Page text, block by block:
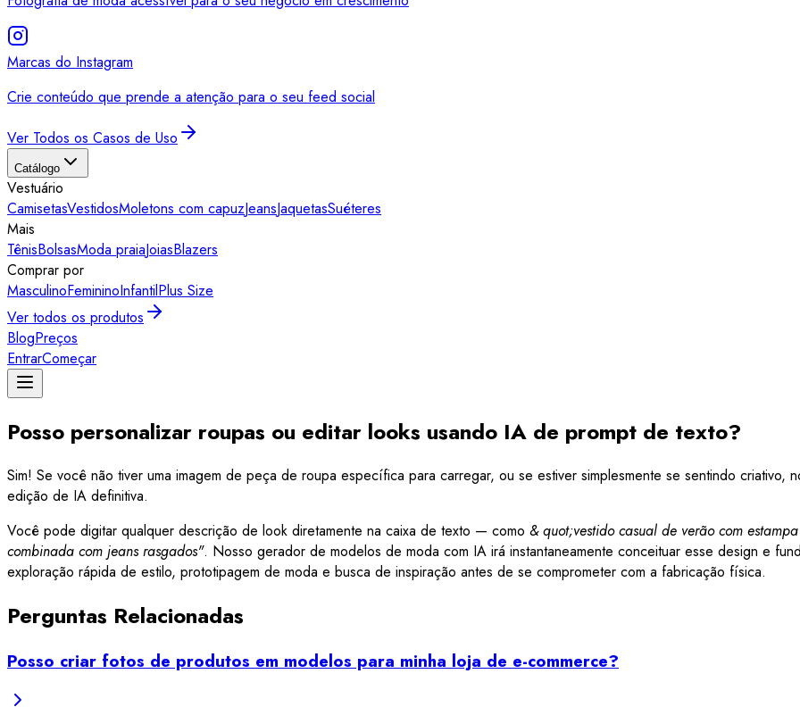
Marcas do Instagram
Crie conteúdo que prende a atenção para o seu feed social
Ver Todos os Casos de Uso
Catálogo
Vestuário
CamisetasVestidosMoletons com capuzJeansJaquetasSuéteres
Mais
TênisBolsasModa praiaJoiasBlazers
Comprar por
MasculinoFemininoInfantilPlus Size
Ver todos os produtos
BlogPreços
EntrarComeçar
Posso personalizar roupas ou editar looks usando IA de prompt de texto?
Sim! Se você não tiver uma imagem de peça de roupa específica para carregar, ou se estiver simplesmente se sentindo criativo,
edição de IA definitiva.
Você pode digitar qualquer descrição de look diretamente na caixa de texto — como & quot;vestido casual de verão com
combinada com jeans rasgados". Nosso gerador de modelos de moda com IA irá instantaneamente conceituar esse design e
exploração rápida de estilo, prototipagem de moda e busca de inspiração antes de se comprometer com a fabricação física.
Perguntas Relacionadas
Posso criar fotos de produtos em modelos para minha loja de e-commerce?